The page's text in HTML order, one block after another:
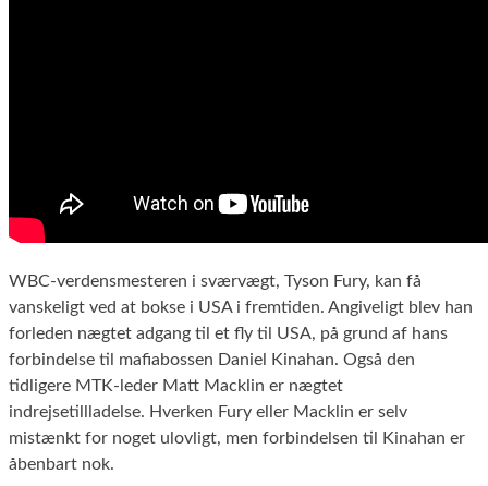
WBC-verdensmesteren i sværvægt, Tyson Fury, kan få
vanskeligt ved at bokse i USA i fremtiden. Angiveligt blev han
forleden nægtet adgang til et fly til USA, på grund af hans
forbindelse til mafiabossen Daniel Kinahan. Også den
tidligere MTK-leder Matt Macklin er nægtet
indrejsetillladelse. Hverken Fury eller Macklin er selv
mistænkt for noget ulovligt, men forbindelsen til Kinahan er
åbenbart nok.